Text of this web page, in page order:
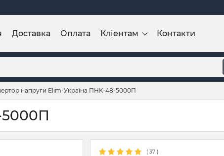
Доставка Оплата Кліентам Контакти
напруги Elim-Україна ПНК-48-5000П
5000П
( 37 )